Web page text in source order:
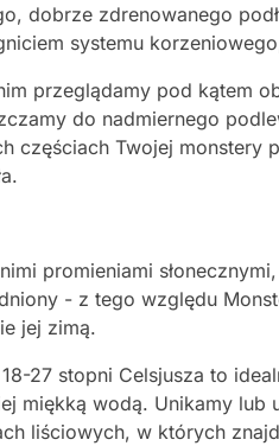
dobrze zdrenowanego
systemu
przeglądamy pod kątem
do nadmiernego
częściach Twojej monstery
promieniami
- z tego względu
jej zimą.
27 stopni Celsjusza to
miękką wodą. Unikamy lub
liściowych, w których